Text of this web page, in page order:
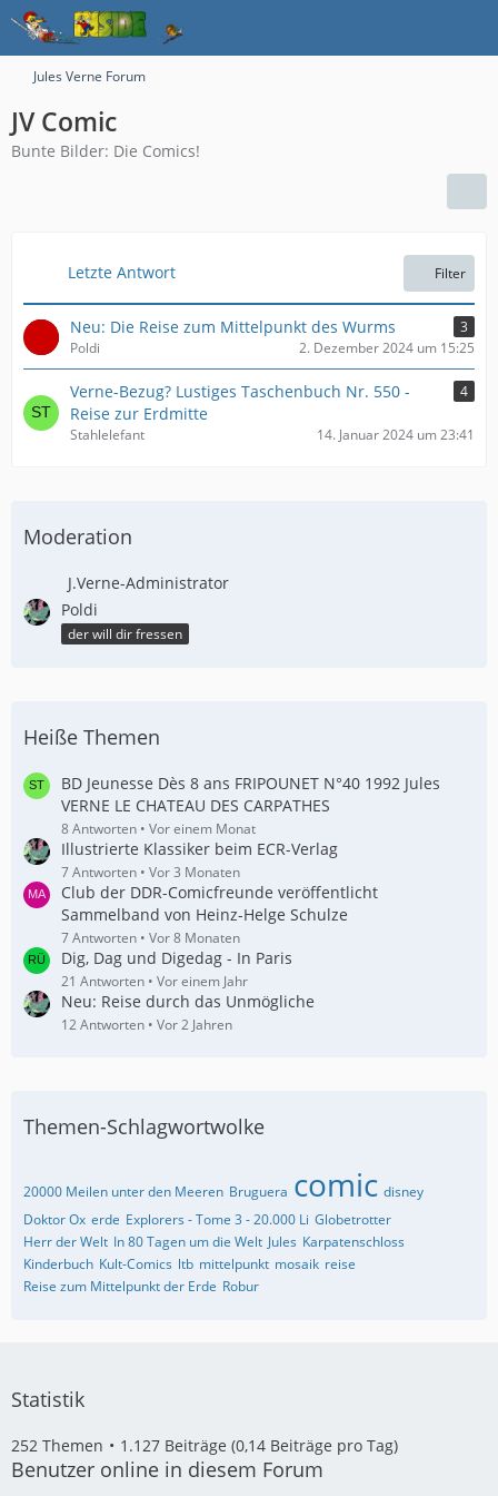
Jules Verne Forum
JV Comic
Bunte Bilder: Die Comics!
Letzte Antwort Filter
Neu: Die Reise zum Mittelpunkt des Wurms
3
Poldi
2. Dezember 2024 um 15:25
Verne-Bezug? Lustiges Taschenbuch Nr. 550 -
Reise zur Erdmitte
4
Stahlelefant 14. Januar 2024 um 23:41
Moderation
J.Verne-Administrator
Poldi
der will dir fressen
Heiße Themen
BD Jeunesse Dès 8 ans FRIPOUNET N°40 1992 Jules
VERNE LE CHATEAU DES CARPATHES
8 Antworten Vor einem Monat
Illustrierte Klassiker beim ECR-Verlag
7 Antworten Vor 3 Monaten
Club der DDR-Comicfreunde veröffentlicht
Sammelband von Heinz-Helge Schulze
7 Antworten Vor 8 Monaten
Dig, Dag und Digedag - In Paris
21 Antworten Vor einem Jahr
Neu: Reise durch das Unmögliche
12 Antworten Vor 2 Jahren
Themen-Schlagwortwolke
20000 Meilen unter den Meeren Bruguera comic disney
Doktor Ox erde Explorers - Tome 3 - 20.000 Li Globetrotter
Herr der Welt In 80 Tagen um die Welt Jules Karpatenschloss
Kinderbuch Kult-Comics ltb mittelpunkt mosaik reise
Reise zum Mittelpunkt der Erde Robur
Statistik
252 Themen 1.127 Beiträge (0,14 Beiträge pro Tag)
Benutzer online in diesem Forum